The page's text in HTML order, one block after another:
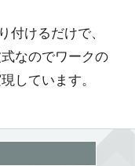
付けるだけで、
なのでワークの
しています。